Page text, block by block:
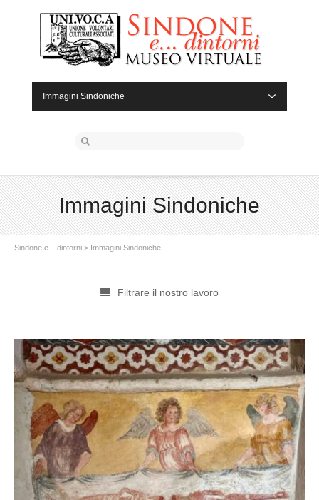
Immagini Sindoniche
Immagini Sindoniche
Sindone e... dintorni > Immagini Sindoniche
Filtrare il nostro lavoro